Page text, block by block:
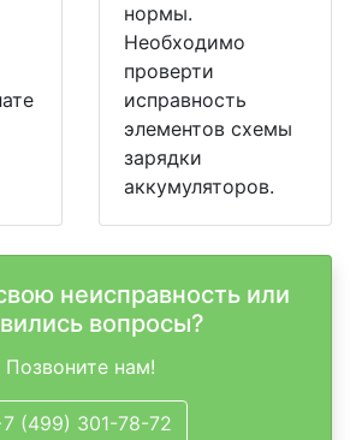
нормы.
Необходимо
проверти
исправность
элементов схемы
зарядки
аккумуляторов.
неисправность или
вопросы?
Позвоните нам!
(499) 301-78-72